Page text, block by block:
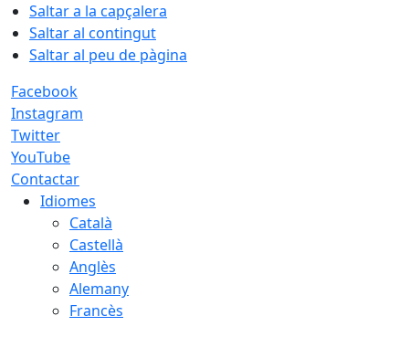
Saltar a la capçalera
Saltar al contingut
Saltar al peu de pàgina
Facebook
Instagram
Twitter
YouTube
Contactar
Idiomes
Català
Castellà
Anglès
Alemany
Francès